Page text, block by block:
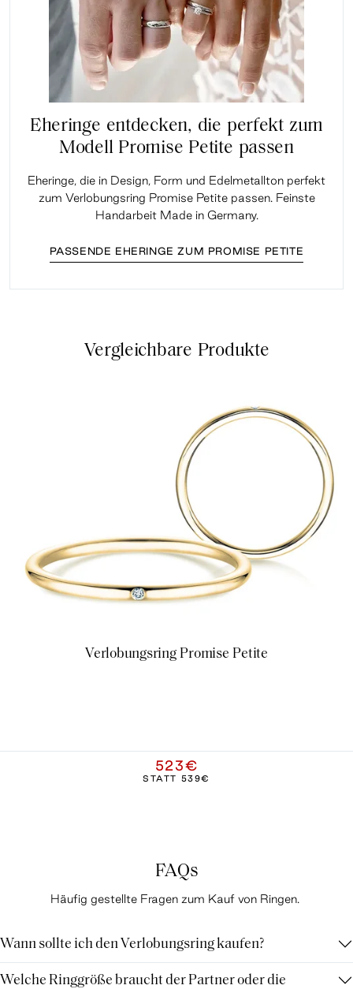
Eheringe entdecken, die perfekt zum
Modell Promise Petite passen
Eheringe, die in Design, Form und Edelmetallton perfekt
zum Verlobungsring Promise Petite passen. Feinste
Handarbeit Made in Germany.
PASSENDE EHERINGE ZUM PROMISE PETITE
Vergleichbare Produkte
Verlobungsring Promise Petite
523€
STATT 539€
FAQs
Häufig gestellte Fragen zum Kauf von Ringen.
Wann sollte ich den Verlobungsring kaufen?
Welche Ringgröße braucht der Partner oder die